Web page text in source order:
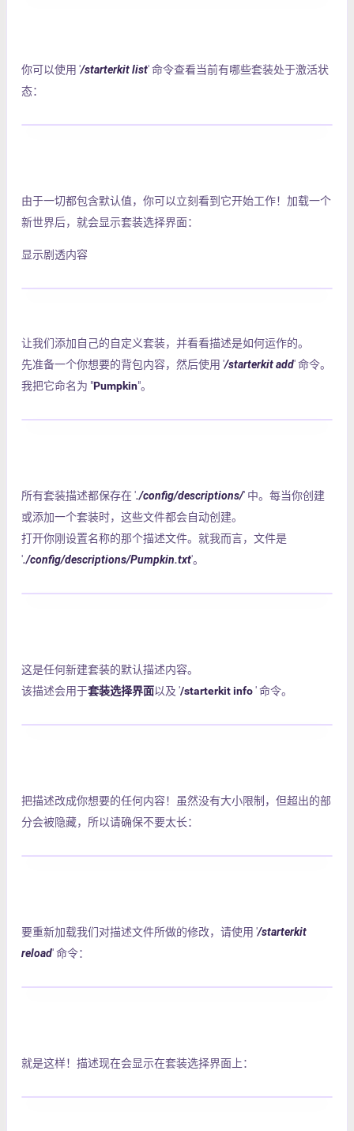
你可以使用 '/starterkit list' 命令查看当前有哪些套装处于激活状
态：
由于一切都包含默认值，你可以立刻看到它开始工作！加载一个
新世界后，就会显示套装选择界面：
显示剧透内容
让我们添加自己的自定义套装，并看看描述是如何运作的。
先准备一个你想要的背包内容，然后使用 '/starterkit add' 命令。
我把它命名为 "Pumpkin"。
所有套装描述都保存在 './config/descriptions/' 中。每当你创建
或添加一个套装时，这些文件都会自动创建。
打开你刚设置名称的那个描述文件。就我而言，文件是
'./config/descriptions/Pumpkin.txt'。
这是任何新建套装的默认描述内容。
该描述会用于套装选择界面以及 '/starterkit info' 命令。
把描述改成你想要的任何内容！虽然没有大小限制，但超出的部
分会被隐藏，所以请确保不要太长：
要重新加载我们对描述文件所做的修改，请使用 '/starterkit
reload' 命令：
就是这样！描述现在会显示在套装选择界面上：